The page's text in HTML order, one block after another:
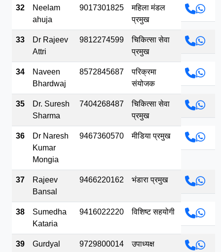
32
Neelam
ahuja
9017301825
महिला मंडल
प्रमुख
33
Dr Rajeev
Attri
9812274599
चिकित्सा सेवा
प्रमुख
34
Naveen
Bhardwaj
8572845687
परिक्रमा
संयोजक
35
Dr. Suresh
Sharma
7404268487
चिकित्सा सेवा
प्रमुख
36
Dr Naresh
Kumar
Mongia
9467360570 मीडिया प्रमुख
37
Rajeev
Bansal
9466220162 भंडारा प्रमुख
38
Sumedha
Kataria
9416022220 विशिष्ट सहयोगी
39
Gurdyal
9729800014 उपाध्यक्ष